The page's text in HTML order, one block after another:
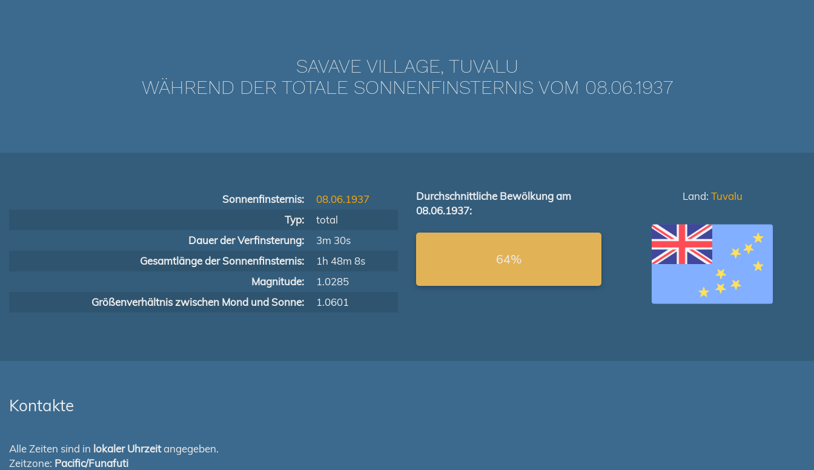
SAVAVE VILLAGE, TUVALU
WÄHREND DER TOTALE SONNENFINSTERNIS VOM 08.06.1937
Sonnenfinsternis:
08.06.1937
Typ:
total
Dauer der Verfinsterung:
3m 30s
Gesamtlänge der Sonnenfinsternis:
1h 48m 8s
Magnitude:
1.0285
Größenverhältnis zwischen Mond und Sonne:
1.0601
Durchschnittliche Bewölkung am
08.06.1937:
64%
Land: Tuvalu
Kontakte
Alle Zeiten sind in lokaler Uhrzeitangegeben.
Zeitzone: Pacific/Funafuti